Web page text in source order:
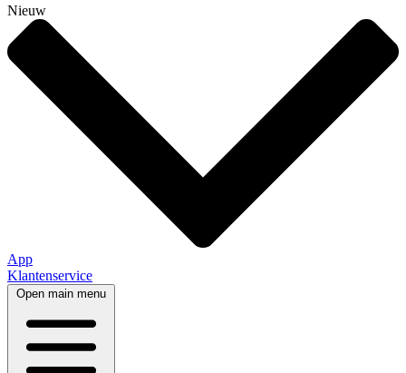
Nieuw
App
Klantenservice
Open main menu